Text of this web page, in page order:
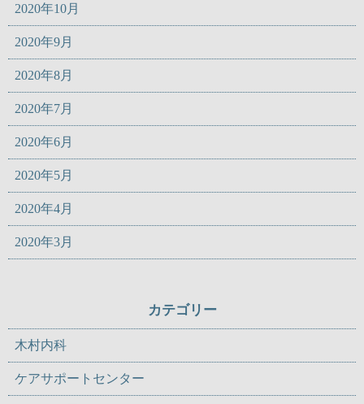
2020年10月
2020年9月
2020年8月
2020年7月
2020年6月
2020年5月
2020年4月
2020年3月
カテゴリー
木村内科
ケアサポートセンター